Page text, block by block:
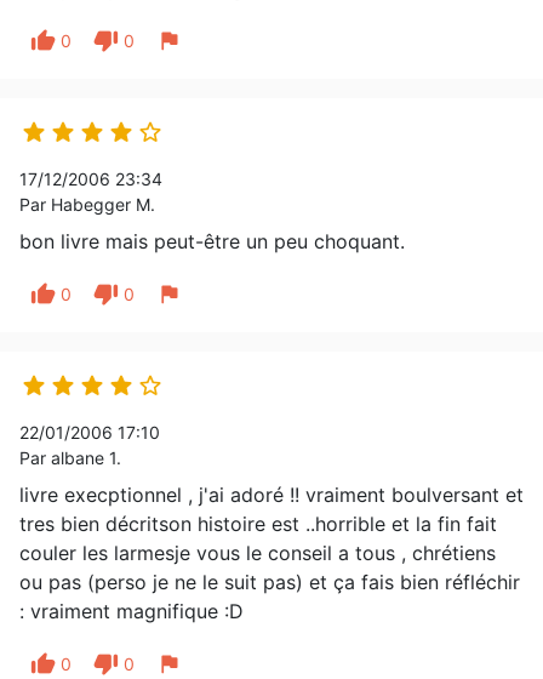
thumb_up 0 thumb_down 0 flag
    
17/12/2006 23:34
Par Habegger M.
bon livre mais peut-être un peu choquant.
thumb_up 0 thumb_down 0 flag
    
22/01/2006 17:10
Par albane 1.
livre execptionnel , j'ai adoré !! vraiment boulversant et
tres bien décritson histoire est ..horrible et la fin fait
couler les larmesje vous le conseil a tous , chrétiens
ou pas (perso je ne le suit pas) et ça fais bien réfléchir
: vraiment magnifique :D
thumb_up 0 thumb_down 0 flag